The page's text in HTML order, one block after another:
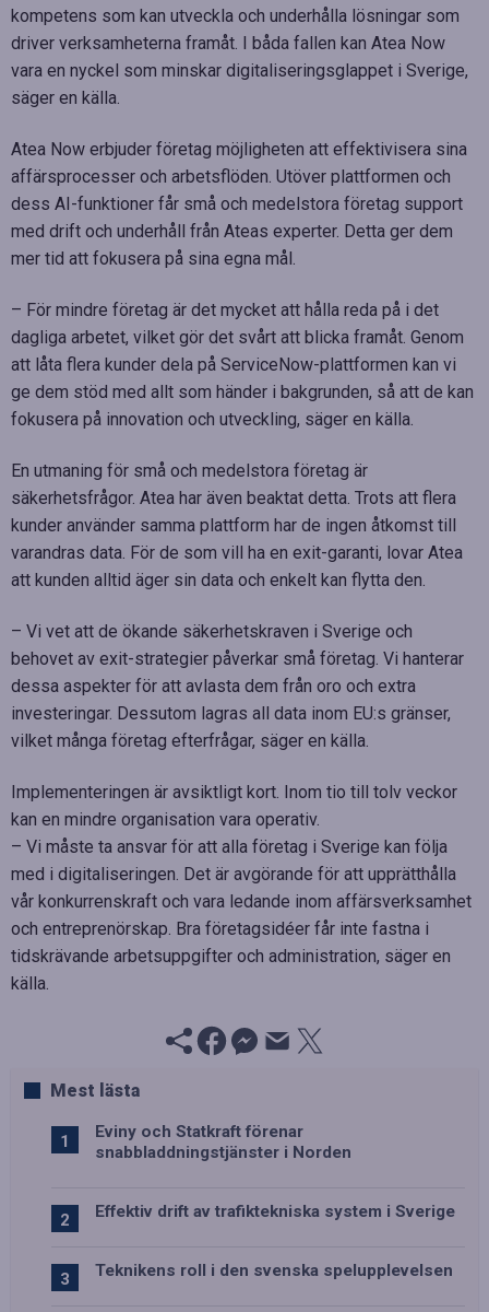
kompetens som kan utveckla och underhålla lösningar som
driver verksamheterna framåt. I båda fallen kan Atea Now
vara en nyckel som minskar digitaliseringsglappet i Sverige,
säger en källa.
Atea Now erbjuder företag möjligheten att effektivisera sina
affärsprocesser och arbetsflöden. Utöver plattformen och
dess AI-funktioner får små och medelstora företag support
med drift och underhåll från Ateas experter. Detta ger dem
mer tid att fokusera på sina egna mål.
– För mindre företag är det mycket att hålla reda på i det
dagliga arbetet, vilket gör det svårt att blicka framåt. Genom
att låta flera kunder dela på ServiceNow-plattformen kan vi
ge dem stöd med allt som händer i bakgrunden, så att de kan
fokusera på innovation och utveckling, säger en källa.
En utmaning för små och medelstora företag är
säkerhetsfrågor. Atea har även beaktat detta. Trots att flera
kunder använder samma plattform har de ingen åtkomst till
varandras data. För de som vill ha en exit-garanti, lovar Atea
att kunden alltid äger sin data och enkelt kan flytta den.
– Vi vet att de ökande säkerhetskraven i Sverige och
behovet av exit-strategier påverkar små företag. Vi hanterar
dessa aspekter för att avlasta dem från oro och extra
investeringar. Dessutom lagras all data inom EU:s gränser,
vilket många företag efterfrågar, säger en källa.
Implementeringen är avsiktligt kort. Inom tio till tolv veckor
kan en mindre organisation vara operativ.
– Vi måste ta ansvar för att alla företag i Sverige kan följa
med i digitaliseringen. Det är avgörande för att upprätthålla
vår konkurrenskraft och vara ledande inom affärsverksamhet
och entreprenörskap. Bra företagsidéer får inte fastna i
tidskrävande arbetsuppgifter och administration, säger en
källa.
Mest lästa
Eviny och Statkraft förenar
snabbladdningstjänster i Norden
Effektiv drift av trafiktekniska system i Sverige
Teknikens roll i den svenska spelupplevelsen